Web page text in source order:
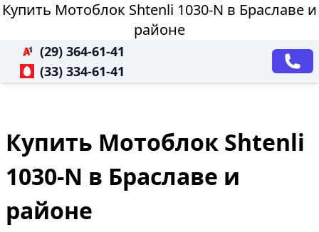
Купить Мотоблок Shtenli 1030-N в Браславе и
районе
(29) 364-61-41
(33) 334-61-41
Купить Мотоблок Shtenli
1030-N в Браславе и
районе